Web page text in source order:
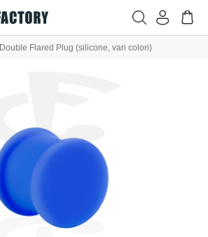
Double Flared Plug (silicone, vari colori)